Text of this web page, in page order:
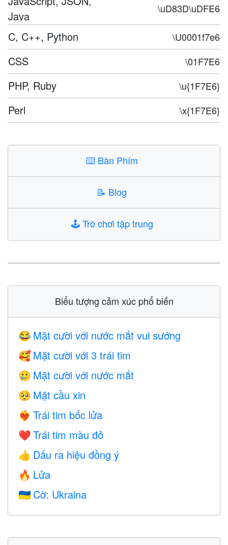
Java
\uD83D\uDFE6
C, C++, Python \U0001f7e6
CSS \01F7E6
PHP, Ruby \u{1F7E6}
Perl \x{1F7E6}
⌨️ Bàn Phím
📝 Blog
🕹️Trò chơi tập trung
Biểu tượng cảm xúc phổ biến
😂 Mặt cười với nước mắt vui sướng
🥰 Mặt cười với 3 trái tim
🥲 Mặt cười với nước mắt
🥺 Mặt cầu xin
❤️‍🔥 Trái tim bốc lửa
❤️ Trái tim màu đỏ
👍 Dấu ra hiệu đồng ý
🔥 Lửa
🇺🇦 Cờ: Ukraina